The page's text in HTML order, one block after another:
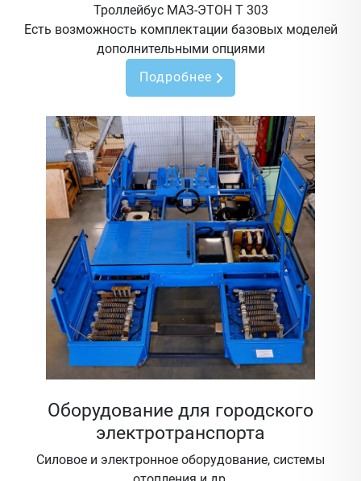
Троллейбус МАЗ-ЭТОН Т 303
Есть возможность комплектации базовых моделей
дополнительными опциями
Подробнее
Оборудование для городского
электротранспорта
Силовое и электронное оборудование, системы